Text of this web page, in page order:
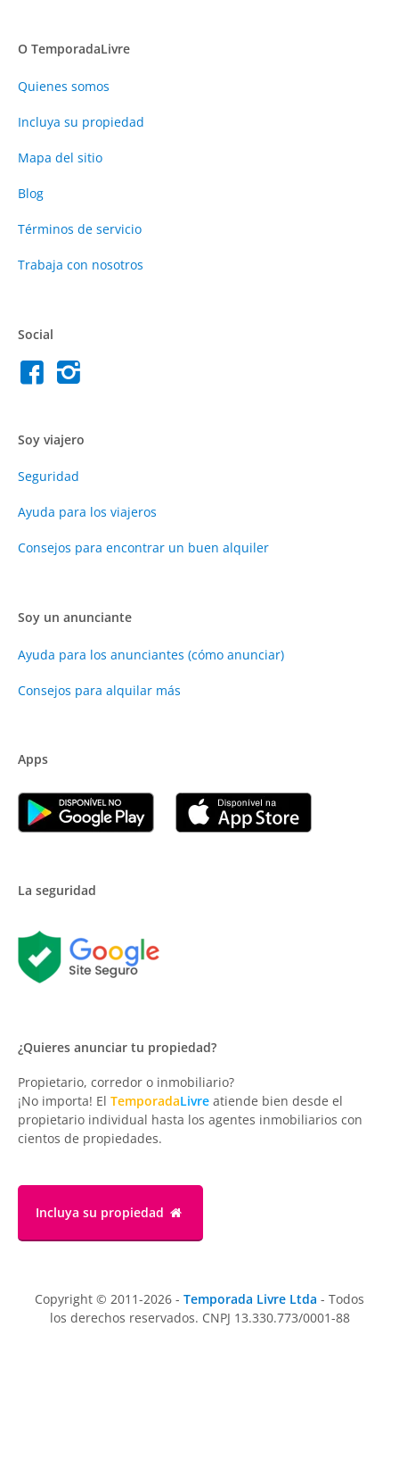
O TemporadaLivre
Quienes somos
Incluya su propiedad
Mapa del sitio
Blog
Términos de servicio
Trabaja con nosotros
Social
Soy viajero
Seguridad
Ayuda para los viajeros
Consejos para encontrar un buen alquiler
Soy un anunciante
Ayuda para los anunciantes (cómo anunciar)
Consejos para alquilar más
Apps
La seguridad
¿Quieres anunciar tu propiedad?
Propietario, corredor o inmobiliario?
¡No importa! El TemporadaLivre atiende bien desde el
propietario individual hasta los agentes inmobiliarios con
cientos de propiedades.
Incluya su propiedad
Copyright © 2011-2026 - Temporada Livre Ltda - Todos
los derechos reservados. CNPJ 13.330.773/0001-88